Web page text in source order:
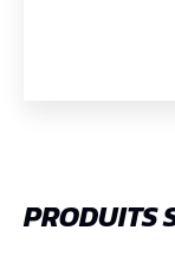
PRODUITS